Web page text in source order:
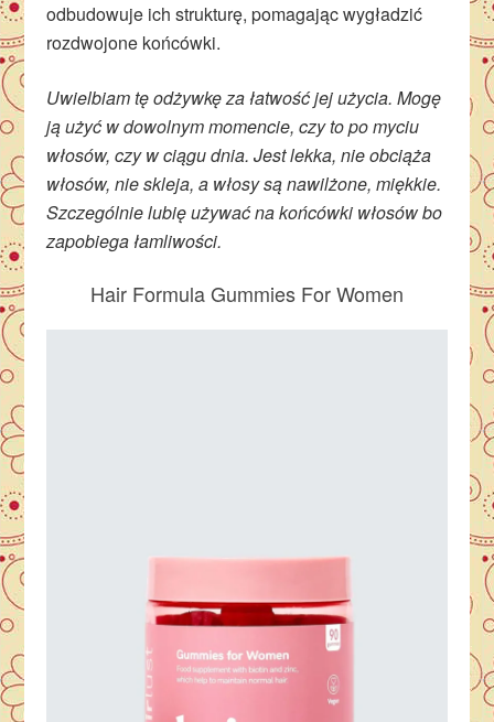
odbudowuje ich strukturę, pomagając wygładzić
rozdwojone końcówki.
Uwielbiam tę odżywkę za łatwość jej użycia. Mogę
ją użyć w dowolnym momencie, czy to po myciu
włosów, czy w ciągu dnia. Jest lekka, nie obciąża
włosów, nie skleja, a włosy są nawilżone, miękkie.
Szczególnie lubię używać na końcówki włosów bo
zapobiega łamliwości.
Hair Formula Gummies For Women